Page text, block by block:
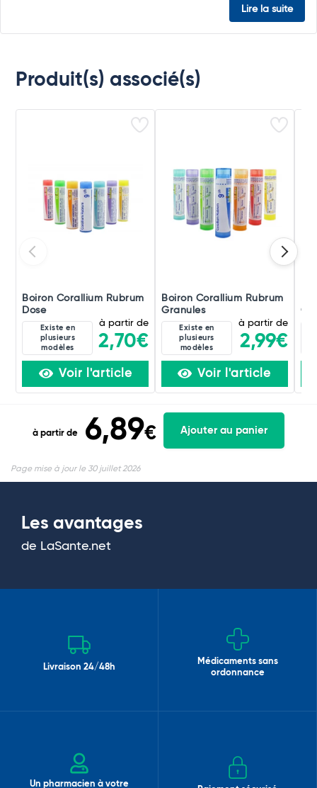
Lire la suite
Produit(s) associé(s)
Boiron Corallium Rubrum
Dose
Existe en
plusieurs
modèles
à partir de
2,70€
Voir l'article
Boiron Corallium Rubrum
Granules
Existe en
plusieurs
modèles
à partir de
2,99€
Voir l'article
à partir de 6,89€ Ajouter au panier
Page mise à jour le 30 juillet 2026
Les avantages
de LaSante.net
Livraison 24/48h
Médicaments sans
ordonnance
Un pharmacien à votre